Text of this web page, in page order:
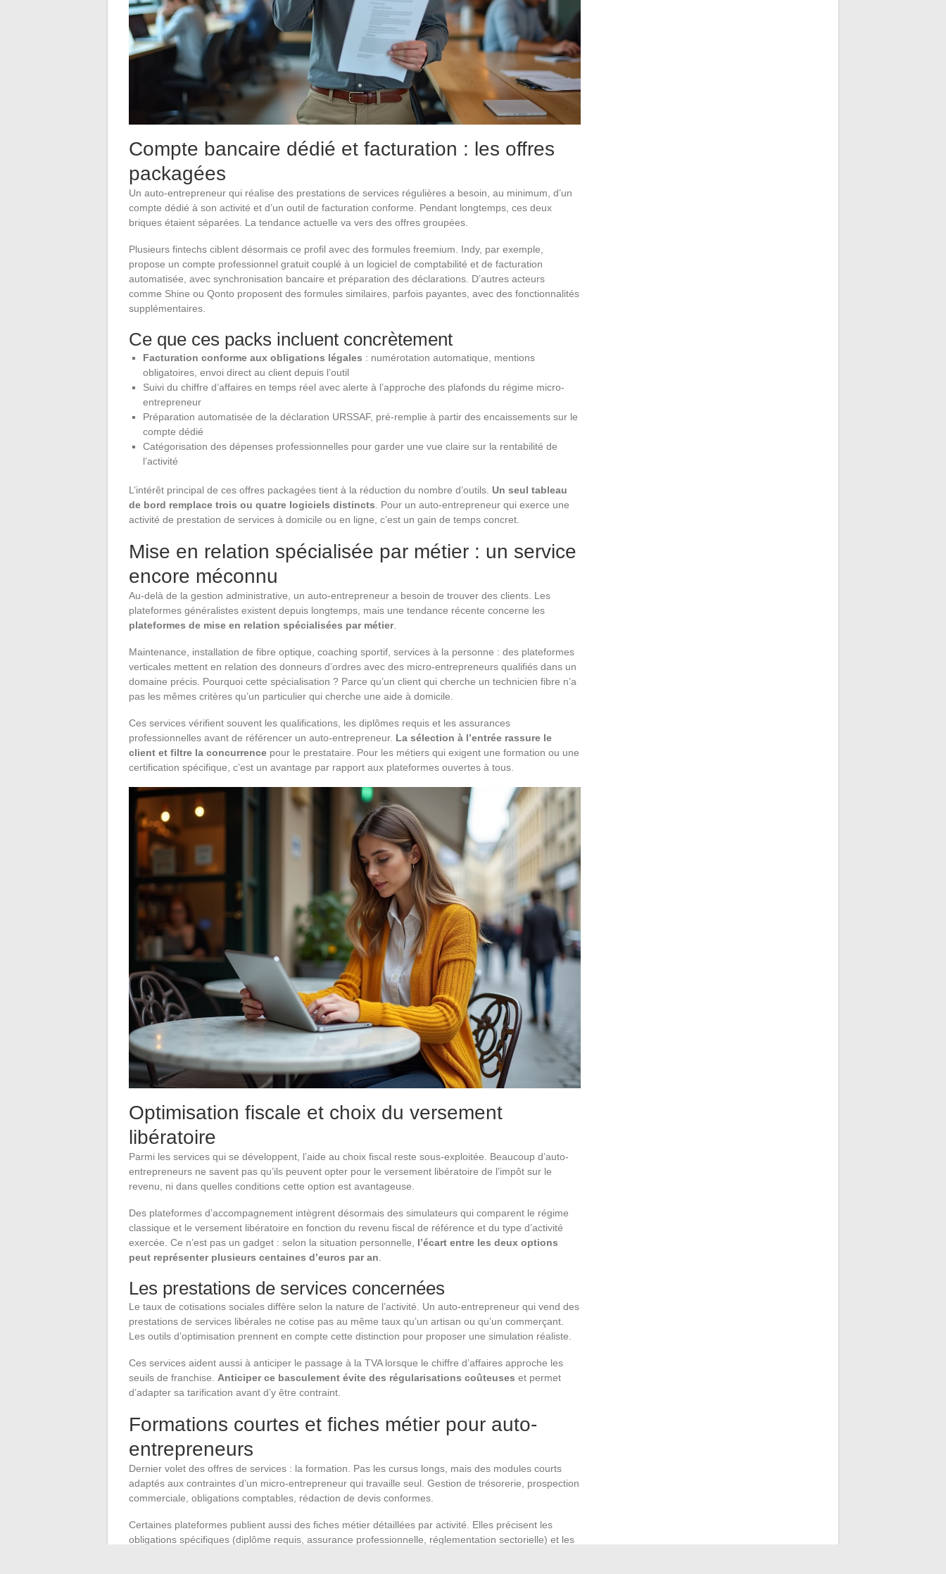
Compte bancaire dédié et facturation : les offres
packagées
Un auto-entrepreneur qui réalise des prestations de services régulières a besoin, au minimum, d’un
compte dédié à son activité et d’un outil de facturation conforme. Pendant longtemps, ces deux
briques étaient séparées. La tendance actuelle va vers des offres groupées.
Plusieurs fintechs ciblent désormais ce profil avec des formules freemium. Indy, par exemple,
propose un compte professionnel gratuit couplé à un logiciel de comptabilité et de facturation
automatisée, avec synchronisation bancaire et préparation des déclarations. D’autres acteurs
comme Shine ou Qonto proposent des formules similaires, parfois payantes, avec des fonctionnalités
supplémentaires.
Ce que ces packs incluent concrètement
Facturation conforme aux obligations légales : numérotation automatique, mentions
obligatoires, envoi direct au client depuis l’outil
Suivi du chiffre d’affaires en temps réel avec alerte à l’approche des plafonds du régime micro-
entrepreneur
Préparation automatisée de la déclaration URSSAF, pré-remplie à partir des encaissements sur le
compte dédié
Catégorisation des dépenses professionnelles pour garder une vue claire sur la rentabilité de
l’activité
L’intérêt principal de ces offres packagées tient à la réduction du nombre d’outils. Un seul tableau
de bord remplace trois ou quatre logiciels distincts . Pour un auto-entrepreneur qui exerce une
activité de prestation de services à domicile ou en ligne, c’est un gain de temps concret.
Mise en relation spécialisée par métier : un service
encore méconnu
Au-delà de la gestion administrative, un auto-entrepreneur a besoin de trouver des clients. Les
plateformes généralistes existent depuis longtemps, mais une tendance récente concerne les
plateformes de mise en relation spécialisées par métier.
Maintenance, installation de fibre optique, coaching sportif, services à la personne : des plateformes
verticales mettent en relation des donneurs d’ordres avec des micro-entrepreneurs qualifiés dans un
domaine précis. Pourquoi cette spécialisation ? Parce qu’un client qui cherche un technicien fibre n’a
pas les mêmes critères qu’un particulier qui cherche une aide à domicile.
Ces services vérifient souvent les qualifications, les diplômes requis et les assurances
professionnelles avant de référencer un auto-entrepreneur. La sélection à l’entrée rassure le
client et filtre la concurrence pour le prestataire. Pour les métiers qui exigent une formation ou une
certification spécifique, c’est un avantage par rapport aux plateformes ouvertes à tous.
Optimisation fiscale et choix du versement
libératoire
Parmi les services qui se développent, l’aide au choix fiscal reste sous-exploitée. Beaucoup d’auto-
entrepreneurs ne savent pas qu’ils peuvent opter pour le versement libératoire de l’impôt sur le
revenu, ni dans quelles conditions cette option est avantageuse.
Des plateformes d’accompagnement intègrent désormais des simulateurs qui comparent le régime
classique et le versement libératoire en fonction du revenu fiscal de référence et du type d’activité
exercée. Ce n’est pas un gadget : selon la situation personnelle, l’écart entre les deux options
peut représenter plusieurs centaines d’euros par an
Les prestations de services concernées
Le taux de cotisations sociales diffère selon la nature de l’activité. Un auto-entrepreneur qui vend des
prestations de services libérales ne cotise pas au même taux qu’un artisan ou qu’un commerçant.
Les outils d’optimisation prennent en compte cette distinction pour proposer une simulation réaliste.
Ces services aident aussi à anticiper le passage à la TVA lorsque le chiffre d’affaires approche les
seuils de franchise. Anticiper ce basculement évite des régularisations coûteuses et permet
d’adapter sa tarification avant d’y être contraint.
Formations courtes et fiches métier pour auto-
entrepreneurs
Dernier volet des offres de services : la formation. Pas les cursus longs, mais des modules courts
adaptés aux contraintes d’un micro-entrepreneur qui travaille seul. Gestion de trésorerie, prospection
commerciale, obligations comptables, rédaction de devis conformes.
Certaines plateformes publient aussi des fiches métier détaillées par activité. Elles précisent les
obligations spécifiques (diplôme requis, assurance professionnelle, réglementation sectorielle) et les